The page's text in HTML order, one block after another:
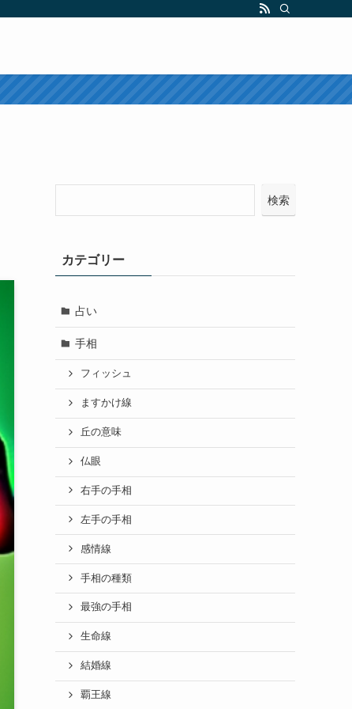
検索
カテゴリー
占い
手相
フィッシュ
ますかけ線
丘の意味
仏眼
右手の手相
左手の手相
感情線
手相の種類
最強の手相
生命線
結婚線
覇王線